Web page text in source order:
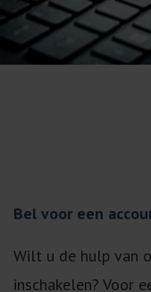
Bel voor een
Wilt u de hulp van
inschakelen? Voor